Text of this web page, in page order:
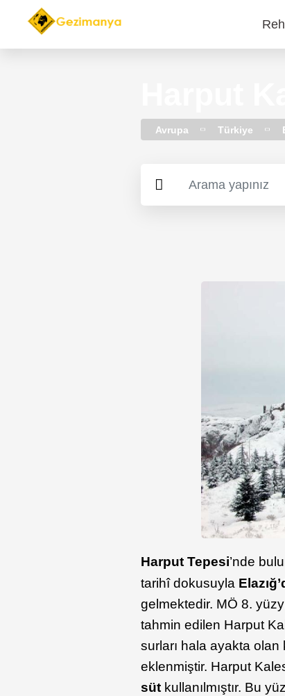
Avrupa Türkiye
Harput Tepesi’nde
tarihî dokusuyla
gelmektedir. MÖ 8.
tahmin edilen Harput
surları hala ayakta
eklenmiştir. Harput
süt kullanılmıştır. Bu